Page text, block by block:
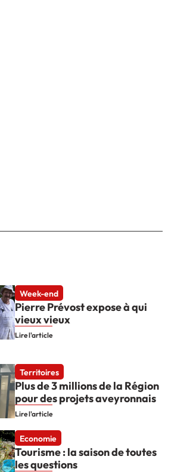
Week-end
Pierre Prévost expose à qui
vieux vieux
Lire l'article
Territoires
Plus de 3 millions de la Région
pour des projets aveyronnais
Lire l'article
Economie
Tourisme : la saison de toutes
les questions